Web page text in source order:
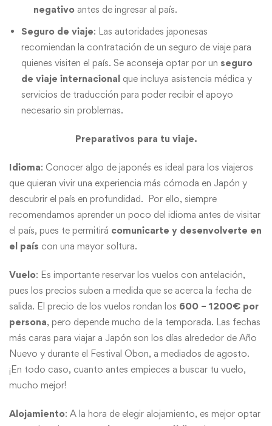
negativo antes de ingresar al país.
Seguro de viaje: Las autoridades japonesas
recomiendan la contratación de un seguro de viaje para
quienes visiten el país. Se aconseja optar por un seguro
de viaje internacional que incluya asistencia médica y
servicios de traducción para poder recibir el apoyo
necesario sin problemas.
Preparativos para tu viaje.
Idioma: Conocer algo de japonés es ideal para los viajeros
que quieran vivir una experiencia más cómoda en Japón y
descubrir el país en profundidad. Por ello, siempre
recomendamos aprender un poco del idioma antes de visitar
el país, pues te permitirá comunicarte y desenvolverte en
el país con una mayor soltura.
Vuelo: Es importante reservar los vuelos con antelación,
pues los precios suben a medida que se acerca la fecha de
salida. El precio de los vuelos rondan los 600 – 1200€ por
persona, pero depende mucho de la temporada. Las fechas
más caras para viajar a Japón son los días alrededor de Año
Nuevo y durante el Festival Obon, a mediados de agosto.
¡En todo caso, cuanto antes empieces a buscar tu vuelo,
mucho mejor!
Alojamiento: A la hora de elegir alojamiento, es mejor optar